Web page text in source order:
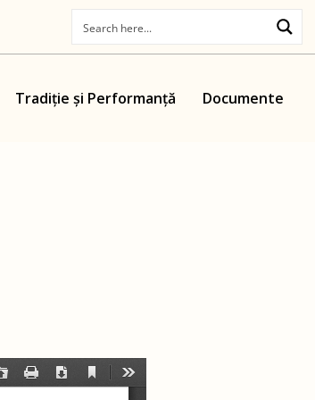
Tradiție și Performanță Documente